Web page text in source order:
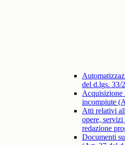
del d.lgs. 33/
Acquisizione
incompiute
Atti relativi
opere,
redazione
Documenti